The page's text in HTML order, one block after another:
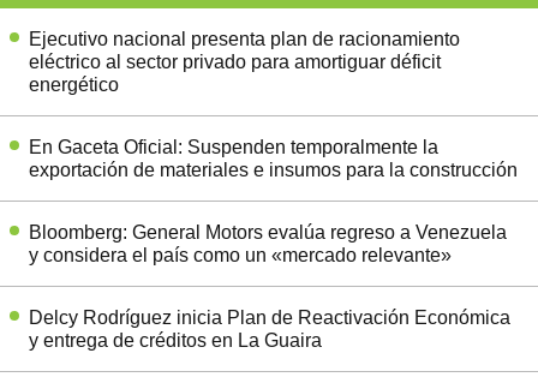
Ejecutivo nacional presenta plan de racionamiento
eléctrico al sector privado para amortiguar déficit
energético
En Gaceta Oficial: Suspenden temporalmente la
exportación de materiales e insumos para la construcción
Bloomberg: General Motors evalúa regreso a Venezuela
y considera el país como un «mercado relevante»
Delcy Rodríguez inicia Plan de Reactivación Económica
y entrega de créditos en La Guaira